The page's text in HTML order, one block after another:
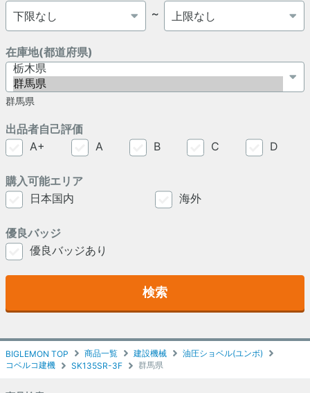
BIGLEMON TOP 商品一覧 建設機械
油圧ショベル(ユンボ)
コベルコ建機
SK135SR-3F 群馬県
～
在庫地(都道府県)
群馬県
出品者自己評価
A+
A B C D
購入可能エリア
日本国内
海外
優良バッジ
優良バッジあり
検索